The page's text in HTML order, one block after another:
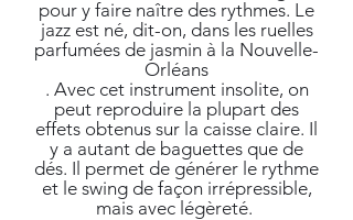
pour y faire naître des rythmes. Le
jazz est né, dit-on, dans les ruelles
parfumées de jasmin à la Nouvelle-
Orléans
. Avec cet instrument insolite, on
peut reproduire la plupart des
effets obtenus sur la caisse claire. Il
y a autant de baguettes que de
dés. Il permet de générer le rythme
et le swing de façon irrépressible,
mais avec légèreté.